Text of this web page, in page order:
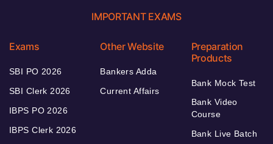
IMPORTANT EXAMS
Exams
SBI PO 2026
SBI Clerk 2026
IBPS PO 2026
IBPS Clerk 2026
Other Website
Bankers Adda
Current Affairs
Preparation
Products
Bank Mock Test
Bank Video
Course
Bank Live Batch